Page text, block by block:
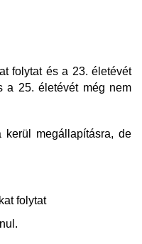
folytat és a 23. életévét
a 25. életévét még nem
kerül megállapításra, de
folytat